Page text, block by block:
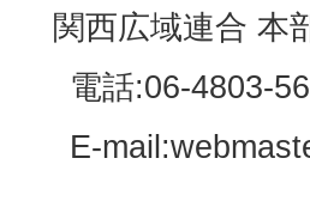
関西広域連合 本
電話:06-4803-
E-